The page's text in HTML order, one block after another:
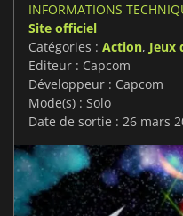
INFORMATIONS
Site officiel
Catégories : Action, Jeux
Editeur : Capcom
Développeur : Capcom
Mode(s) : Solo
Date de sortie : 26 mars